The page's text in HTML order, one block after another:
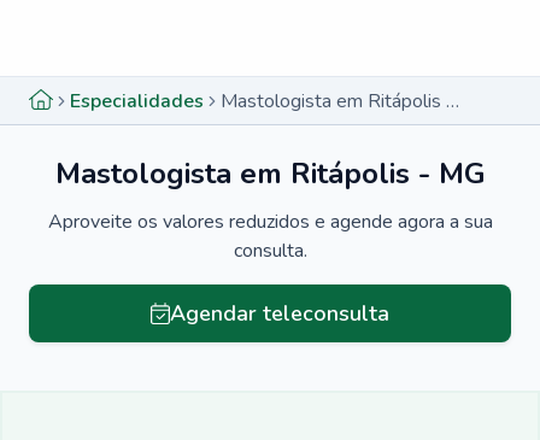
Especialidades Mastologista em Ritápolis - MG
Mastologista em Ritápolis - MG
Aproveite os valores reduzidos e agende agora a sua
consulta.
Agendar teleconsulta